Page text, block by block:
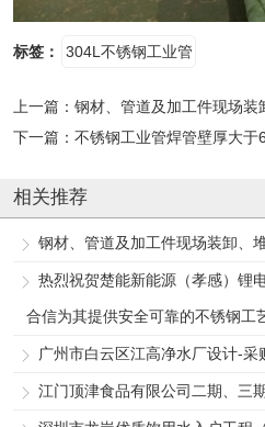
标签： 304L不锈钢工业管
上一篇： 钢材、管道及加工件现场装
下一篇： 不锈钢工业管焊管壁厚大
相关推荐
钢材、管道及加工件现场装卸、
热烈祝贺楚能新能源（孝感）锂
合信为其提供安全可靠的不锈钢工
广州市白云区江高净水厂设计-采
江门顶津食品有限公司二期、三